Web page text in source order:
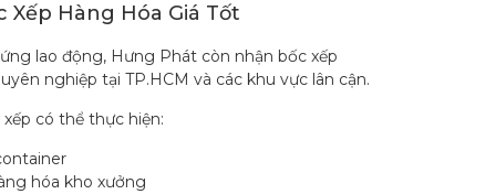
Xếp Hàng Hóa Giá Tốt
lao động, Hưng Phát còn nhận bốc xếp
nghiệp tại TP.HCM và các khu vực lân cận.
có thể thực hiện:
hóa kho xưởng